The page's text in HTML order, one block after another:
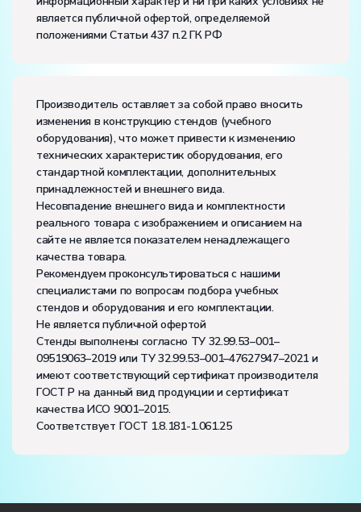
является публичной офертой, определяемой
положениями Статьи 437 п.2 ГК РФ
Производитель оставляет за собой право вносить
изменения в конструкцию стендов (учебного
оборудования), что может привести к изменению
технических характеристик оборудования, его
стандартной комплектации, дополнительных
принадлежностей и внешнего вида.
Несовпадение внешнего вида и комплектности
реального товара с изображением и описанием на
сайте не является показателем ненадлежащего
качества товара.
Рекомендуем проконсультироваться с нашими
специалистами по вопросам подбора учебных
стендов и оборудования и его комплектации.
Не является публичной офертой
Стенды выполнены согласно ТУ 32.99.53–001–
09519063–2019 или ТУ 32.99.53–001–47627947–2021 и
имеют соответствующий сертификат производителя
ГОСТ Р на данный вид продукции и сертификат
качества ИСО 9001–2015.
Соответствует ГОСТ 1.8.181-1.061.25